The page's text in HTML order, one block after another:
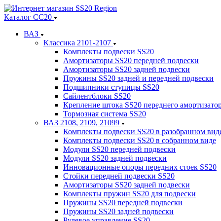
Каталог СС20
ВАЗ
Классика 2101-2107
Комплекты подвески SS20
Амортизаторы SS20 передней подвески
Амортизаторы SS20 задней подвески
Пружины SS20 задней и передней подвески
Подшипники ступицы SS20
Сайлентблоки SS20
Крепление штока SS20 переднего
Тормозная система SS20
ВАЗ 2108, 2109, 21099
Комплекты подвески SS20 в разобранном
Комплекты подвески SS20 в собранном виде
Модули SS20 передней подвески
Модули SS20 задней подвески
Инновационные опоры передних стоек SS20
Стойки передней подвески SS20
Амортизаторы SS20 задней подвески
Комплекты пружин SS20 для подвески
Пружины SS20 передней подвески
Пружины SS20 задней подвески